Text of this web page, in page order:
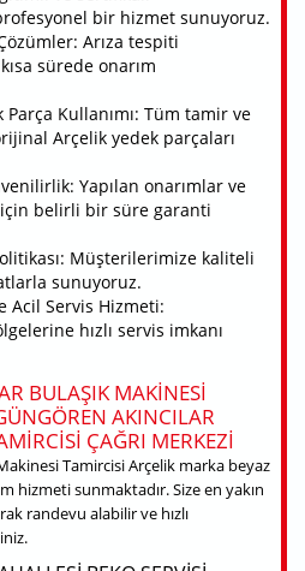
bir hizmet sunuyoruz.
Arıza tespiti
sürede onarım
Kullanımı: Tüm tamir ve
Arçelik yedek parçaları
Yapılan onarımlar ve
belirli bir süre garanti
Müşterilerimize kaliteli
sunuyoruz.
Acil Servis Hizmeti:
hızlı servis imkanı
BULAŞIK MAKINESI
AKINCILAR
ÇAĞRI MERKEZI
Tamircisi Arçelik marka beyaz
hizmeti sunmaktadır. Size en yakın
randevu alabilir ve hızlı